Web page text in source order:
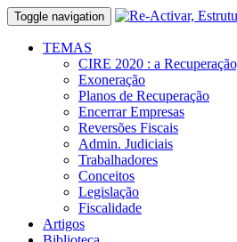
Toggle navigation
TEMAS
CIRE 2020 : a
Exoneração
Planos de Recuperação
Encerrar Empresas
Reversões Fiscais
Admin. Judiciais
Trabalhadores
Conceitos
Legislação
Fiscalidade
Artigos